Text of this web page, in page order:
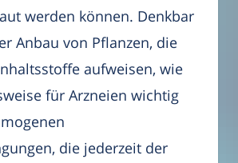
werden können. Denkbar
Anbau von Pflanzen, die
aufweisen, wie
für Arzneien wichtig
die jederzeit der